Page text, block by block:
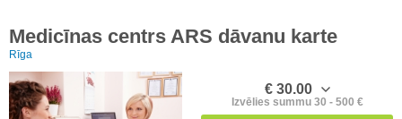
Medicīnas centrs ARS dāvanu karte
Rīga
€ 30.00
Izvēlies summu 30 - 500 €